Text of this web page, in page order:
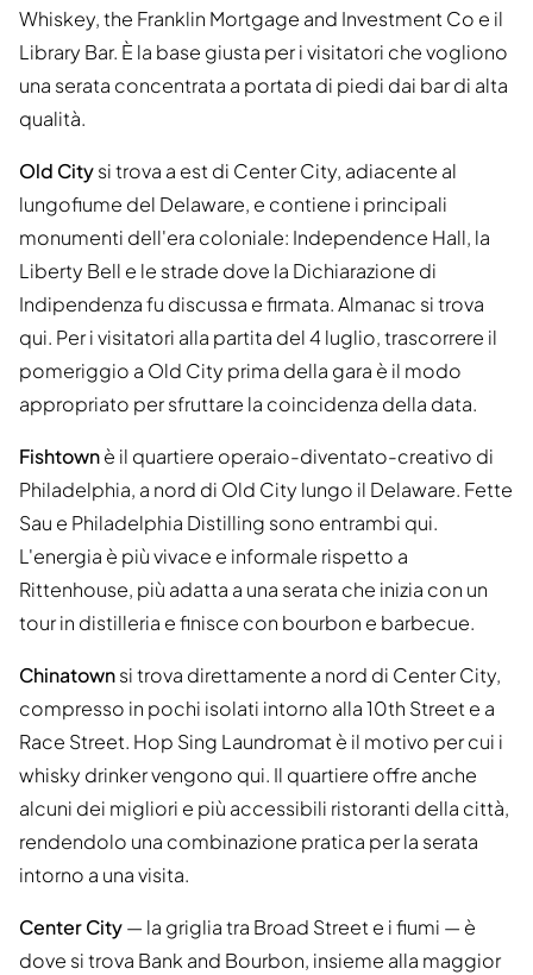
Whiskey, the Franklin Mortgage and Investment Co e il
Library Bar. È la base giusta per i visitatori che vogliono
una serata concentrata a portata di piedi dai bar di alta
qualità.
Old Citysi trova a est di Center City, adiacente al
lungofiume del Delaware, e contiene i principali
monumenti dell'era coloniale: Independence Hall, la
Liberty Bell e le strade dove la Dichiarazione di
Indipendenza fu discussa e firmata. Almanac si trova
qui. Per i visitatori alla partita del 4 luglio, trascorrere il
pomeriggio a Old City prima della gara è il modo
appropriato per sfruttare la coincidenza della data.
Fishtownè il quartiere operaio-diventato-creativo di
Philadelphia, a nord di Old City lungo il Delaware. Fette
Sau e Philadelphia Distilling sono entrambi qui.
L'energia è più vivace e informale rispetto a
Rittenhouse, più adatta a una serata che inizia con un
tour in distilleria e finisce con bourbon e barbecue.
Chinatownsi trova direttamente a nord di Center City,
compresso in pochi isolati intorno alla 10th Street e a
Race Street. Hop Sing Laundromat è il motivo per cui i
whisky drinker vengono qui. Il quartiere offre anche
alcuni dei migliori e più accessibili ristoranti della città,
rendendolo una combinazione pratica per la serata
intorno a una visita.
Center City— la griglia tra Broad Street e i fiumi — è
dove si trova Bank and Bourbon, insieme alla maggior